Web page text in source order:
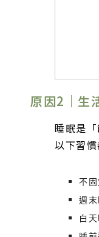
原因2｜生
睡眠是
以下習
不
週
白